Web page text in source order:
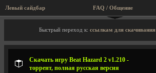
Левый сайдбар FAQ / Общение
Описание игры, торрент, скриншоты,
Быстрый переход к: ссылкам для скачивания
Скачать игру Beat Hazard 2 v1.210 -
торрент, полная русская версия